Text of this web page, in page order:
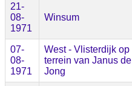
21-
08-
1971
Winsum
07-
08-
1971
West - Vlisterdijk op
terrein van Janus de
Jong